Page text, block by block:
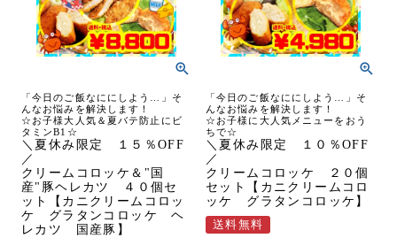
「今日のご飯なににしよう…」そ
んなお悩みを解決します！
☆お子様大人気＆夏バテ防止にビ
タミンB1☆
＼夏休み限定 １５％OFF
／
クリームコロッケ＆"国
産"豚ヘレカツ ４０個セ
ット【カニクリームコロッ
ケ グラタンコロッケ ヘ
レカツ 国産豚】
「今日のご飯なににしよう…」そ
んなお悩みを解決します！
☆お子様に大人気メニューをおう
ちで☆
＼夏休み限定 １０％OFF
／
クリームコロッケ ２０個
セット【カニクリームコロ
ッケ グラタンコロッケ】
送料無料